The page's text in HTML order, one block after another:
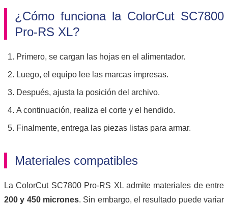
¿Cómo funciona la ColorCut SC7800
Pro-RS XL?
Primero, se cargan las hojas en el alimentador.
Luego, el equipo lee las marcas impresas.
Después, ajusta la posición del archivo.
A continuación, realiza el corte y el hendido.
Finalmente, entrega las piezas listas para armar.
Materiales compatibles
La ColorCut SC7800 Pro-RS XL admite materiales de entre
200 y 450 micrones. Sin embargo, el resultado puede variar